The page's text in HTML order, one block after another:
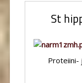
St
Proteiini-